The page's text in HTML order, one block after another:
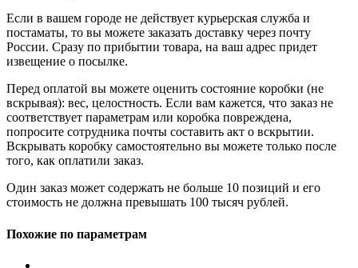
Если в вашем городе не действует курьерская служба и
постаматы, то вы можете заказать доставку через почту
России. Сразу по прибытии товара, на ваш адрес придет
извещение о посылке.
Перед оплатой вы можете оценить состояние коробки (не
вскрывая): вес, целостность. Если вам кажется, что заказ не
соответствует параметрам или коробка повреждена,
попросите сотрудника почты составить акт о вскрытии.
Вскрывать коробку самостоятельно вы можете только после
того, как оплатили заказ.
Один заказ может содержать не больше 10 позиций и его
стоимость не должна превышать 100 тысяч рублей.
Похожие по параметрам